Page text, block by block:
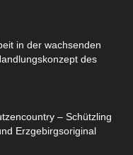
in der wachsenden
des
– Schützling
Erzgebirgsoriginal